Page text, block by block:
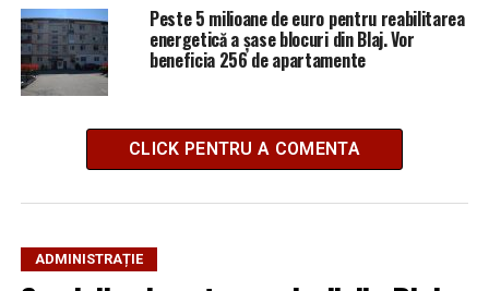
Peste 5 milioane de euro pentru reabilitarea
energetică a șase blocuri din Blaj. Vor
beneficia 256 de apartamente
CLICK PENTRU A COMENTA
ADMINISTRAȚIE